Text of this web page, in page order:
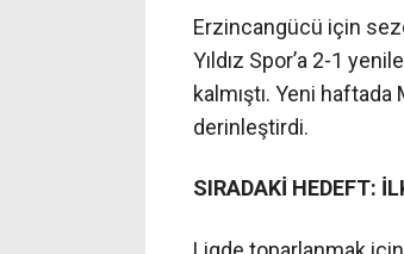
Erzincangücü için
Yıldız Spor’a 2-1
kalmıştı. Yeni
derinleştirdi.
SIRADAKİ HEDEFT: